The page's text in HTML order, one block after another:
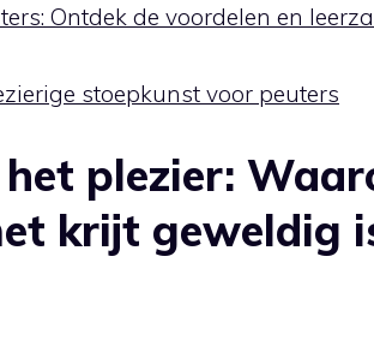
Ontdek de voordelen en
stoepkunst voor peuters
plezier:
krijt geweldig